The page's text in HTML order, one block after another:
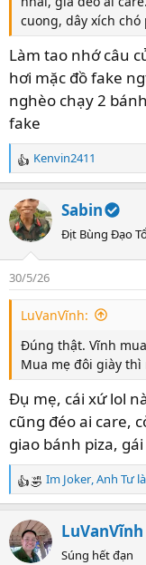
cuong, dây xích
Làm tao nhớ câu
hơi mặc đồ fake
nghèo chạy 2
fake
R
e
a
c
t
n
s
Kenvin2411
Sabin
Địt Bùng Đạo
30/5/26
LuVanVĩnh:
Đúng thật. Vĩnh
Mua mẹ đôi giày
Đụ mẹ, cái xứ lol
cũng đéo ai care,
giao bánh piza,
R
e
a
c
t
Im Joker,Anh Tư
LuVanVĩnh
Súng hết đạn